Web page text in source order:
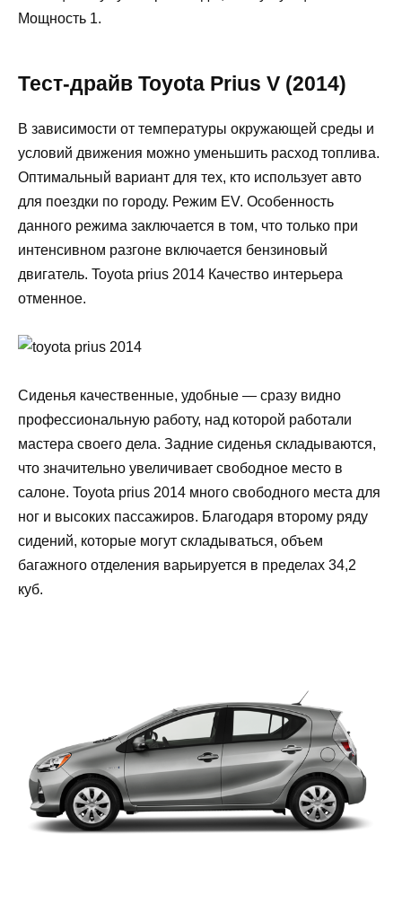
Мощность 1.
Тест-драйв Toyota Prius V (2014)
В зависимости от температуры окружающей среды и
условий движения можно уменьшить расход топлива.
Оптимальный вариант для тех, кто использует авто
для поездки по городу. Режим EV. Особенность
данного режима заключается в том, что только при
интенсивном разгоне включается бензиновый
двигатель. Toyota prius 2014 Качество интерьера
отменное.
Сиденья качественные, удобные — сразу видно
профессиональную работу, над которой работали
мастера своего дела. Задние сиденья складываются,
что значительно увеличивает свободное место в
салоне. Toyota prius 2014 много свободного места для
ног и высоких пассажиров. Благодаря второму ряду
сидений, которые могут складываться, объем
багажного отделения варьируется в пределах 34,2
куб.